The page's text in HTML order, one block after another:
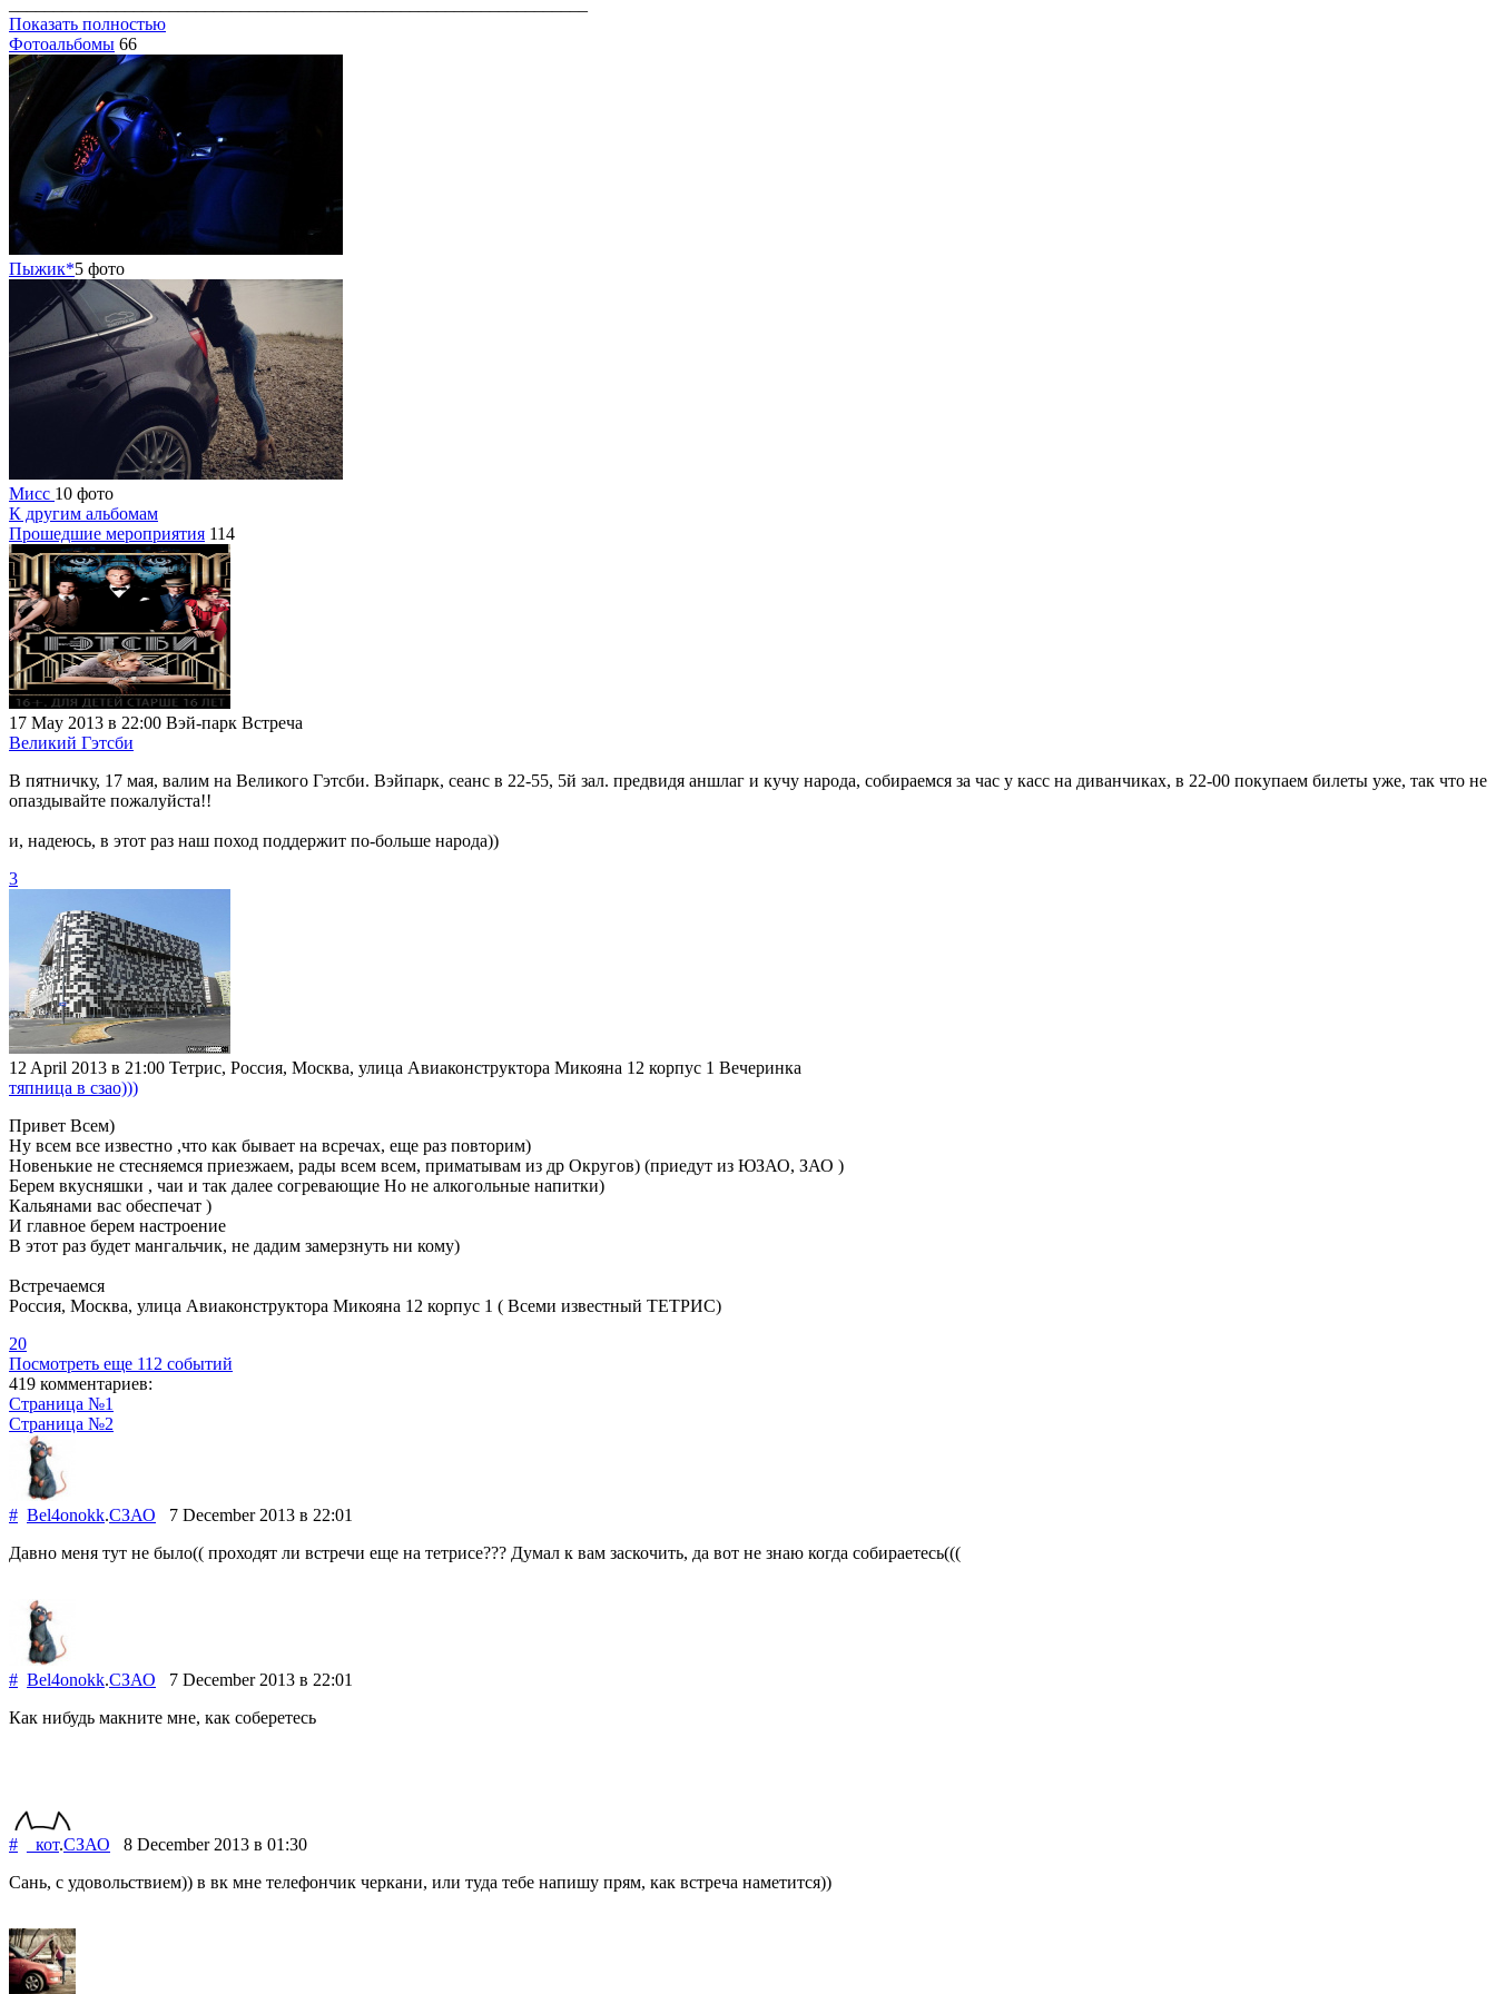
Показать полностью
Фотоальбомы 66
Пыжик*5 фото
Мисс 10 фото
К другим альбомам
Прошедшие мероприятия 114
17 May 2013 в 22:00 Вэй-парк Встреча
Великий Гэтсби
В пятничку, 17 мая, валим на Великого Гэтсби. Вэйпарк, сеанс в 22-55, 5й зал. предвидя аншлаг и кучу народа, собираемся за час у касс на диванчиках, в 22-00 покупаем билеты уже, так что не
опаздывайте пожалуйста!!
и, надеюсь, в этот раз наш поход поддержит по-больше народа))
3
12 April 2013 в 21:00 Тетрис, Россия, Москва, улица Авиаконструктора Микояна 12 корпус 1 Вечеринка
тяпница в сзао)))
Привет Всем)
Ну всем все известно ,что как бывает на всречах, еще раз повторим)
Новенькие не стесняемся приезжаем, рады всем всем, приматывам из др Округов) (приедут из ЮЗАО, ЗАО )
Берем вкусняшки , чаи и так далее согревающие Но не алкогольные напитки)
Кальянами вас обеспечат )
И главное берем настроение
В этот раз будет мангальчик, не дадим замерзнуть ни кому)
Встречаемся
Россия, Москва, улица Авиаконструктора Микояна 12 корпус 1 ( Всеми известный ТЕТРИС)
20
Посмотреть еще 112 событий
419 комментариев:
Страница №1
Страница №2
# Bel4onokk.СЗАО 7 December 2013 в 22:01
Давно меня тут не было(( проходят ли встречи еще на тетрисе??? Думал к вам заскочить, да вот не знаю когда собираетесь(((
# Bel4onokk.СЗАО 7 December 2013 в 22:01
Как нибудь макните мне, как соберетесь
# _кот.СЗАО 8 December 2013 в 01:30
Сань, с удовольствием)) в вк мне телефончик черкани, или туда тебе напишу прям, как встреча наметится))